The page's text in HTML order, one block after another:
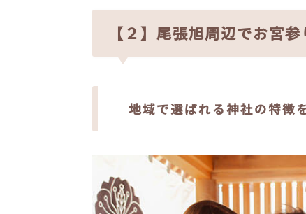
【２】尾張旭周辺でお宮
地域で選ばれる神社の特徴